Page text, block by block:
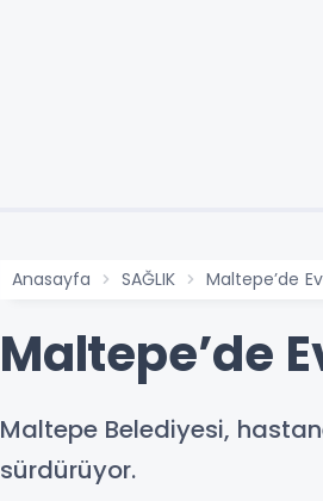
Anasayfa SAĞLIK Maltepe’de
Maltepe’de
Maltepe Belediyesi,
sürdürüyor.